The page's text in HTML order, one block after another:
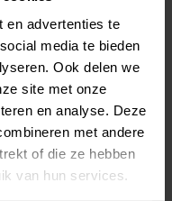
en advertenties te
media te bieden
Ook delen we
site met onze
en analyse. Deze
met andere
of die ze hebben
van hun services.